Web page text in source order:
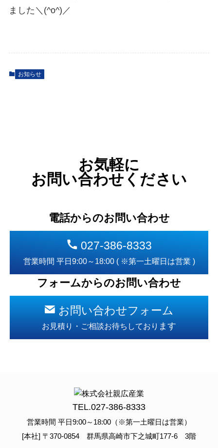
ました＼(^o^)／
お知らせ
お気軽に
お問い合わせください
電話からのお問い合わせ
027-386-8333
営業時間 平日9:00～18:00 ( ※第一土曜日は営業 )
フォームからのお問い合わせ
お問い合わせフォーム
お見積り・ご相談お待ちしており ます
TEL.027-386-8333
営業時間 平日9:00～18:00（※第一土曜日は営業）
[本社] 〒370-0854 群馬県高崎市下之城町177-6 3階